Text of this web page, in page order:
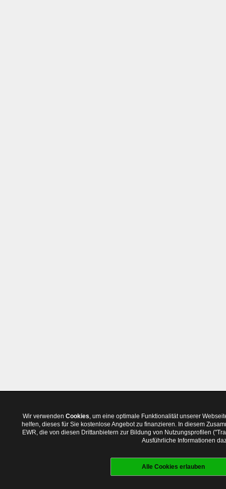
Wir verwenden Cookies, um eine optimale Funktionalität unserer
helfen, dieses für Sie kostenlose Angebot zu finanzieren. In diesem
EWR, die von diesen Drittanbietern zur Bildung von Nutzungsprofilen
Ausführliche Informationen
Alle Cookies erlauben